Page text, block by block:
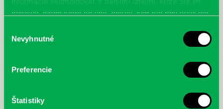
poskytli, alebo ktoré od vás získali, keď ste používali ich
súhlasu
Nevyhnutné
Preferencie
Štatistiky
predškolák : od tretieho po
koniec šiesteho roku života
Messerschmidt: a záhada jeho
charakterových hláv